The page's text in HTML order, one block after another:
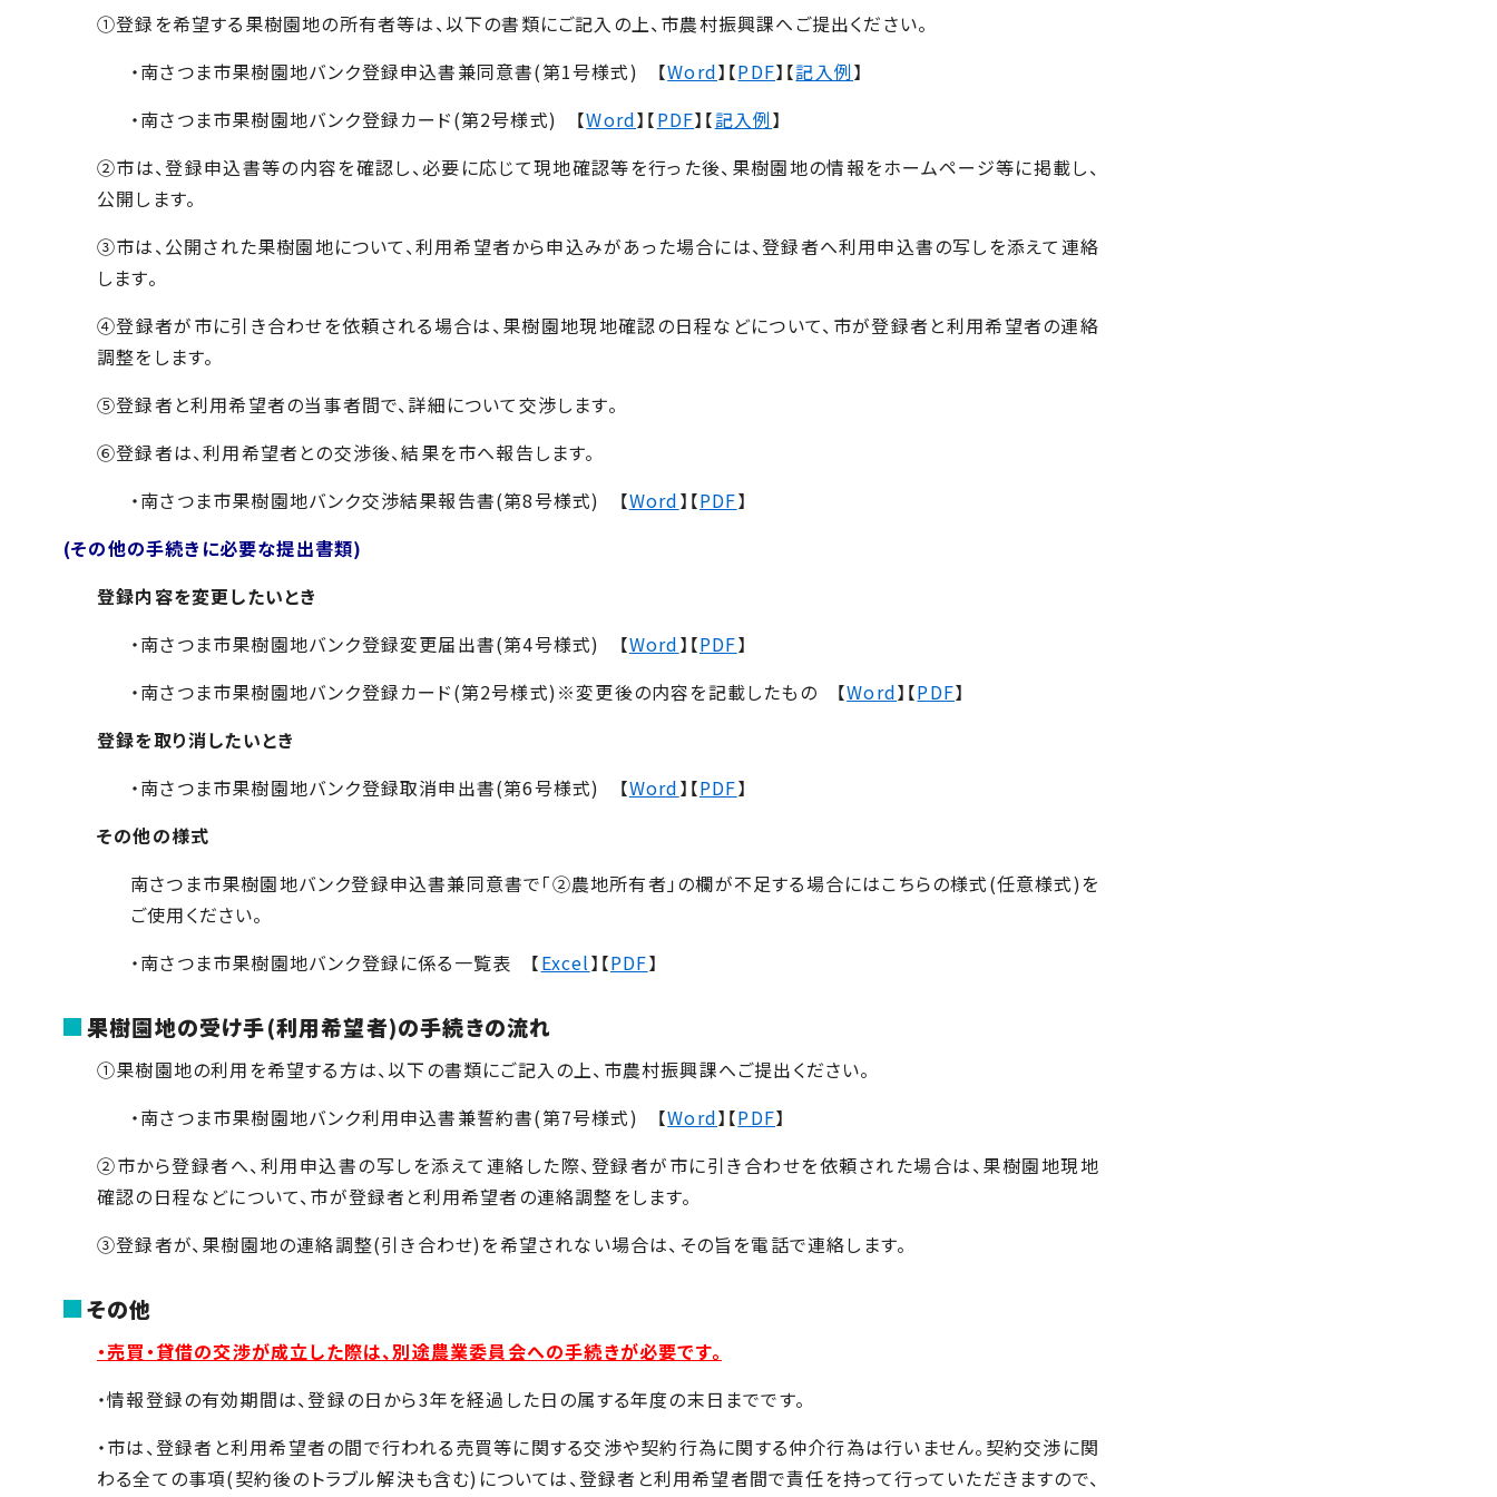
①登録を希望する果樹園地の所有者等は、以下の書類にご記入の上、市農村振興課へご提出ください。
・南さつま市果樹園地バンク登録申込書兼同意書(第1号様式) 【Word】【PDF】【記入例】
・南さつま市果樹園地バンク登録カード(第2号様式) 【Word】【PDF】【記入例】
②市は、登録申込書等の内容を確認し、必要に応じて現地確認等を行った後、果樹園地の情報をホームページ等に掲載し、
公開します。
③市は、公開された果樹園地について、利用希望者から申込みがあった場合には、登録者へ利用申込書の写しを添えて連絡
します。
④登録者が市に引き合わせを依頼される場合は、果樹園地現地確認の日程などについて、市が登録者と利用希望者の連絡
調整をします。
⑤登録者と利用希望者の当事者間で、詳細について交渉します。
⑥登録者は、利用希望者との交渉後、結果を市へ報告します。
・南さつま市果樹園地バンク交渉結果報告書(第8号様式) 【Word】【PDF】
(その他の手続きに必要な提出書類)
登録内容を変更したいとき
・南さつま市果樹園地バンク登録変更届出書(第4号様式) 【Word】【PDF】
・南さつま市果樹園地バンク登録カード(第2号様式)※変更後の内容を記載したもの 【Word】【PDF】
登録を取り消したいとき
・南さつま市果樹園地バンク登録取消申出書(第6号様式) 【Word】【PDF】
その他の様式
南さつま市果樹園地バンク登録申込書兼同意書で「➁農地所有者」の欄が不足する場合にはこちらの様式(任意様式)を
ご使用ください。
・南さつま市果樹園地バンク登録に係る一覧表 【Excel】【PDF】
果樹園地の受け手(利用希望者)の手続きの流れ
①果樹園地の利用を希望する方は、以下の書類にご記入の上、市農村振興課へご提出ください。
・南さつま市果樹園地バンク利用申込書兼誓約書(第7号様式) 【Word】【PDF】
➁市から登録者へ、利用申込書の写しを添えて連絡した際、登録者が市に引き合わせを依頼された場合は、果樹園地現地
確認の日程などについて、市が登録者と利用希望者の連絡調整をします。
③登録者が、果樹園地の連絡調整(引き合わせ)を希望されない場合は、その旨を電話で連絡します。
その他
・売買・貸借の交渉が成立した際は、別途農業委員会への手続きが必要です。
・情報登録の有効期間は、登録の日から3年を経過した日の属する年度の末日までです。
・市は、登録者と利用希望者の間で行われる売買等に関する交渉や契約行為に関する仲介行為は行いません。契約交渉に関
わる全ての事項(契約後のトラブル解決も含む)については、登録者と利用希望者間で責任を持って行っていただきますので、